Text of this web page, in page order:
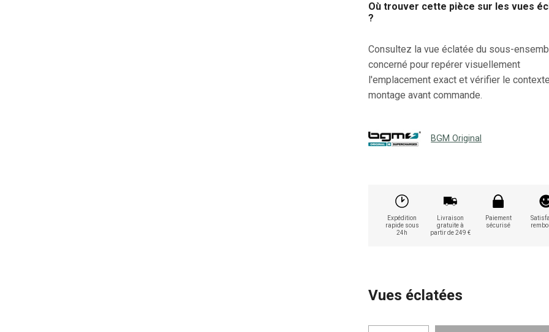
Où trouver cette pièce sur les vues
?
Consultez la vue éclatée du sous-
concerné pour repérer visuellement
l'emplacement exact et vérifier le
montage avant commande.
BGM Original
Expédition
rapide sous
24h
Livraison
gratuite à
partir de 249 €
Paiement
sécurisé
Vues éclatées